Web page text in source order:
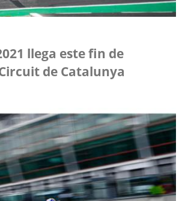
llega este fin de
de Catalunya